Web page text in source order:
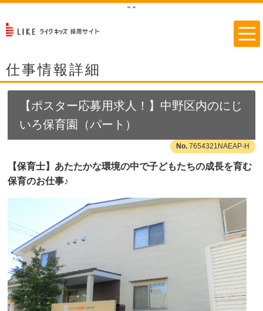
" "
仕事情報詳細
【ポスター応募用求人！】中野区内のにじ
いろ保育園（パート）
7654321NAEAP-H
【保育士】あたたかな環境の中で子どもたちの成長を育む
保育のお仕事♪